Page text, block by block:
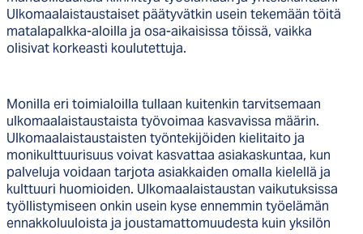
Ulkomaalaistaustaiset päätyvätkin usein tekemään töitä
matalapalkka-aloilla ja osa-aikaisissa töissä, vaikka
olisivat korkeasti koulutettuja.
Monilla eri toimialoilla tullaan kuitenkin tarvitsemaan
ulkomaalaistaustaista työvoimaa kasvavissa määrin.
Ulkomaalaistaustaisten työntekijöiden kielitaito ja
monikulttuurisuus voivat kasvattaa asiakaskuntaa, kun
palveluja voidaan tarjota asiakkaiden omalla kielellä ja
kulttuuri huomioiden. Ulkomaalaistaustan vaikutuksissa
työllistymiseen onkin usein kyse ennemmin työelämän
ennakkoluuloista ja joustamattomuudesta kuin yksilön